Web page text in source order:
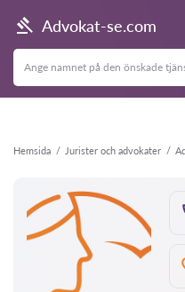
Advokat-se.com
Hemsida Jurister och advokater
Tillbaka